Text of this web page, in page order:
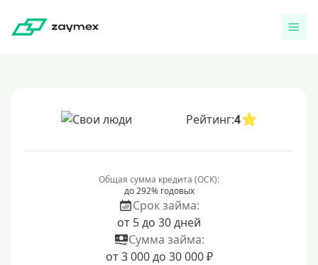
Рейтинг:4
Общая сумма кредита (ОСК):
до 292% годовых
Срок займа:
от 5 до 30 дней
Сумма займа:
от 3 000 до 30 000 ₽